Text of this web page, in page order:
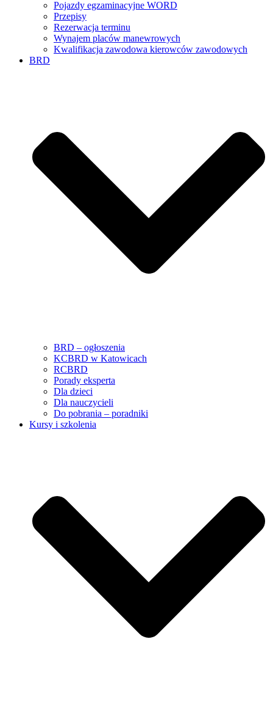
Pojazdy egzaminacyjne WORD
Przepisy
Rezerwacja terminu
Wynajem placów manewrowych
Kwalifikacja zawodowa kierowców zawodowych
BRD
BRD – ogłoszenia
KCBRD w Katowicach
RCBRD
Porady eksperta
Dla dzieci
Dla nauczycieli
Do pobrania – poradniki
Kursy i szkolenia